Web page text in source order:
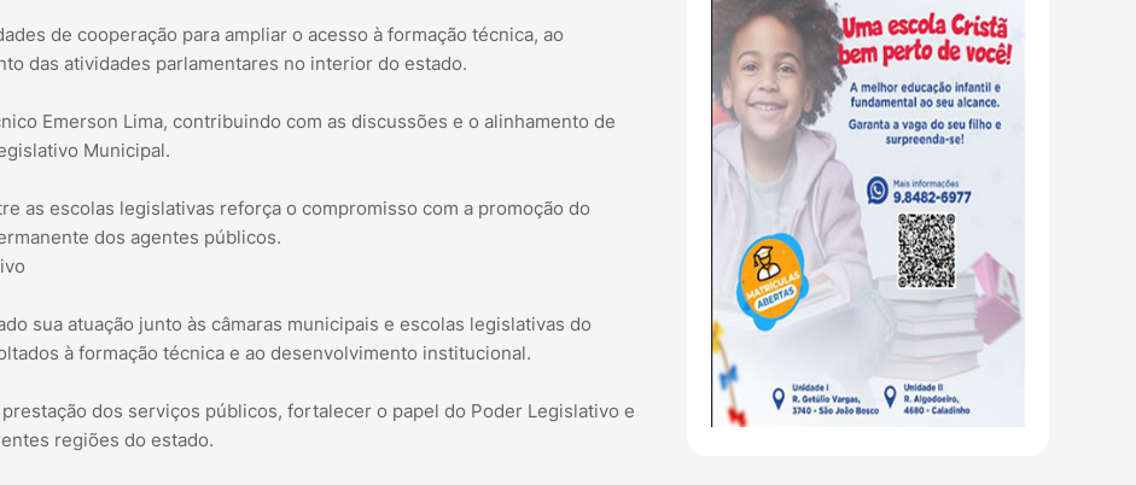
de cooperação para ampliar o acesso à formação técnica, ao
das atividades parlamentares no interior do estado.
Emerson Lima, contribuindo com as discussões e o alinhamento de
Municipal.
as escolas legislativas reforça o compromisso com a promoção do
dos agentes públicos.
sua atuação junto às câmaras municipais e escolas legislativas do
à formação técnica e ao desenvolvimento institucional.
dos serviços públicos, fortalecer o papel do Poder Legislativo e
regiões do estado.